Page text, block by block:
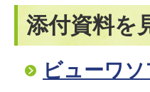
添付資料を
ビューワ